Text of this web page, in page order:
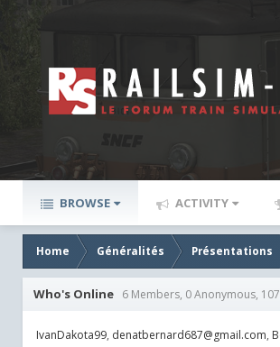
BROWSE ACTIVITY
Home Généralités Présentations
Who's Online 6 Members, 0 Anonymous,
IvanDakota99 denatbernard687@gmail.com